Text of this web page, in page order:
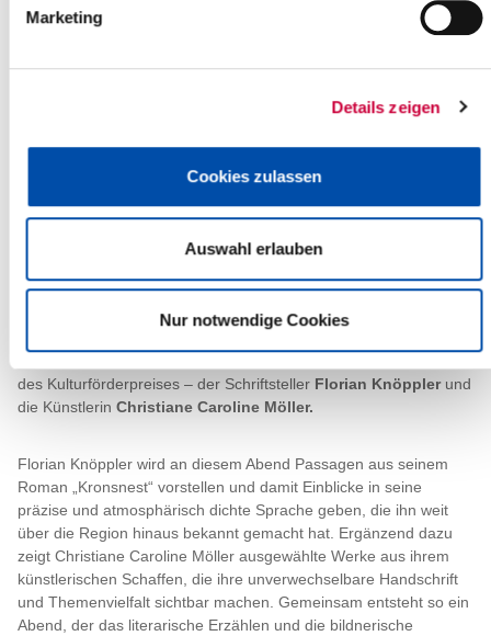
Marketing
Details zeigen
Cookies zulassen
Auswahl erlauben
Nur notwendige Cookies
Roman Kronsnest - Florian Knöppler
Kreismuseum Prinzeßhof um18 Uhrzu einer besonderen
Veranstaltung ein: Unter dem Titel„LesungsKunst“
des Kulturförderpreises – der Schriftsteller Florian Knöpplerund
die Künstlerin Christiane Caroline Möller.
Florian Knöppler wird an diesem Abend Passagen aus seinem
Roman „Kronsnest“ vorstellen und damit Einblicke in seine
präzise und atmosphärisch dichte Sprache geben, die ihn weit
über die Region hinaus bekannt gemacht hat. Ergänzend dazu
zeigt Christiane Caroline Möller ausgewählte Werke aus ihrem
künstlerischen Schaffen, die ihre unverwechselbare Handschrift
und Themenvielfalt sichtbar machen. Gemeinsam entsteht so ein
Abend, der das literarische Erzählen und die bildnerische